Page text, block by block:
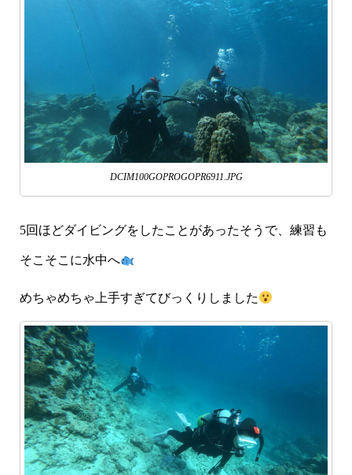
DCIM100GOPROGOPR6911.JPG
5回ほどダイビングをしたことがあったそうで、練習も
そこそこに水中へ
めちゃめちゃ上手すぎてびっくりしました